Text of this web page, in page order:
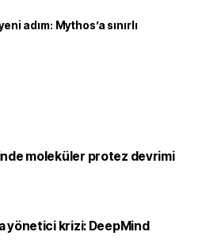
adım: Mythos’a sınırlı
moleküler protez devrimi
yönetici krizi: DeepMind